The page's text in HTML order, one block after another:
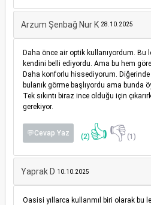
Arzum Şenbağ Nur K 28.10.2025
Daha önce air optik kullanıyordum. Bu
kendini belli ediyordu. Ama bu hem
Daha konforlu hissediyorum.
bulanık görme başlıyordu ama bunda
Tek sıkıntı biraz ince olduğu için
gerekiyor.
💬Cevap Yaz (2) 👍👎(1)
Yaprak D 10.10.2025
Oasisi yıllarca kullanmıl biri olarak bu